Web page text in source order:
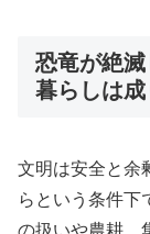
恐竜が絶
暮らしは
文明は安全と余
らという条件下
の扱いや農耕、